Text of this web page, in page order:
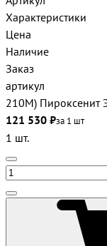
Характеристики
Цена
Наличие
Заказ
артикул
210М) Пироксенит
121 530 ₽за 1 шт
1 шт.